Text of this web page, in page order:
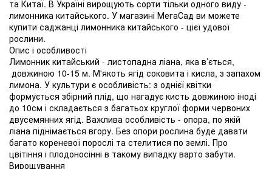
та Китаї. В Україні вирощують сорти тільки одного виду -
лимонника китайського. У магазині МегаСад ви можете
купити саджанці лимонника китайського - цієї удової
рослини.
Опис і особливості
Лимонник китайський - листопадна ліана, яка в’ється,
довжиною 10-15 м. М'якоть ягід соковита і кисла, з запахом
лимона. У культури є особливість: з однієї квітки
формується збірний плід, що нагадує кисть довжиною іноді
до 10см і складається з багатьох круглої форми червоних
двусемянних ягід. Важлива особливість - опора, по якій
ліана піднімається вгору. Без опори рослина буде давати
багато кореневої порослі та стелитися по землі. Про
цвітіння і плодоносінні в такому випадку варто забути.
Вирощування